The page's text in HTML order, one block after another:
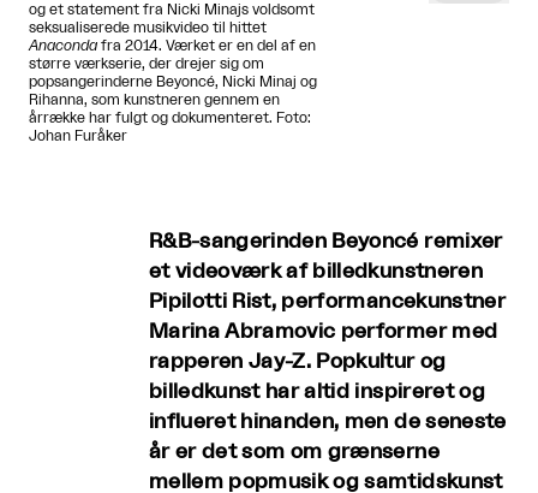
og et statement fra Nicki Minajs voldsomt
seksualiserede musikvideo til hittet
Anaconda fra 2014. Værket er en del af en
større værkserie, der drejer sig om
popsangerinderne Beyoncé, Nicki Minaj og
Rihanna, som kunstneren gennem en
årrække har fulgt og dokumenteret. Foto:
Johan Furåker
R&B-sangerinden Beyoncé remixer
et videoværk af billedkunstneren
Pipilotti Rist, performancekunstner
Marina Abramovic performer med
rapperen Jay-Z. Popkultur og
billedkunst har altid inspireret og
influeret hinanden, men de seneste
år er det som om grænserne
mellem popmusik og samtidskunst